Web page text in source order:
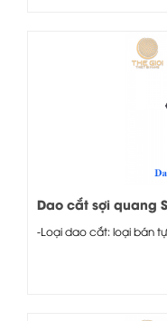
Dao cắt sợi quang
-Loại dao cắt: loại bán